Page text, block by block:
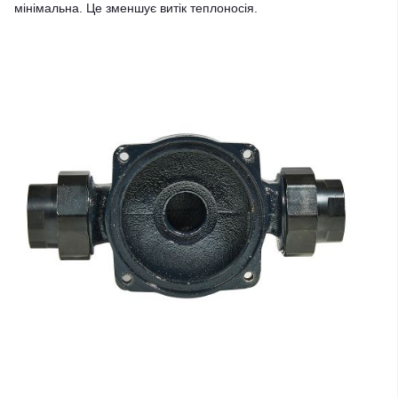
мінімальна. Це зменшує витік теплоносія.